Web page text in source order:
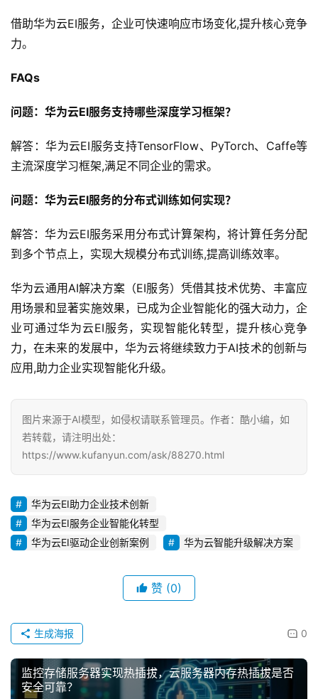
借助华为云EI服务，企业可快速响应市场变化,提升核心竞争
力。
FAQs
问题：华为云EI服务支持哪些深度学习框架？
解答：华为云EI服务支持TensorFlow、PyTorch、Caffe等
主流深度学习框架,满足不同企业的需求。
问题：华为云EI服务的分布式训练如何实现？
解答：华为云EI服务采用分布式计算架构，将计算任务分配
到多个节点上，实现大规模分布式训练,提高训练效率。
华为云通用AI解决方案（EI服务）凭借其技术优势、丰富应
用场景和显著实施效果，已成为企业智能化的强大动力，企
业可通过华为云EI服务，实现智能化转型，提升核心竞争
力，在未来的发展中，华为云将继续致力于AI技术的创新与
应用,助力企业实现智能化升级。
图片来源于AI模型，如侵权请联系管理员。作者：酷小编，如
若转载，请注明出处：
https://www.kufanyun.com/ask/88270.html
华为云EI助力企业技术创新
华为云EI服务企业智能化转型
华为云EI驱动企业创新案例
华为云智能升级解决方案
赞 (0)
0
生成海报
监控存储服务器实现热插拔，云服务器内存热插拔是否
安全可靠？